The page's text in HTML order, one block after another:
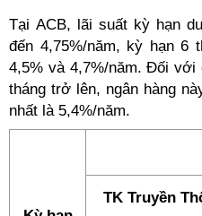
Tại ACB, lãi suất kỳ hạn
đến 4,75%/năm, kỳ hạn 6
4,5% và 4,7%/năm. Đối
tháng trở lên, ngân hàng
nhất là 5,4%/năm.
TK Truyền